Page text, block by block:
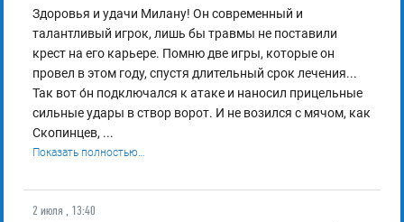
Здоровья и удачи Милану! Он современный и
талантливый игрок, лишь бы травмы не поставили
крест на его карьере. Помню две игры, которые он
провел в этом году, спустя длительный срок лечения...
Так вот о́н подключался к атаке и наносил прицельные
сильные удары в створ ворот. И не возился с мячом, как
Скопинцев, ...
Показать полностью…
2 июля , 13:40